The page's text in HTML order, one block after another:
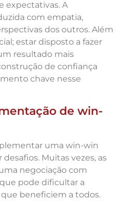
expectativas. A
com empatia,
dos outros. Além
estar disposto a fazer
resultado mais
de confiança
chave nesse
de win-
uma win-win
Muitas vezes, as
negociação com
pode dificultar a
beneficiem a todos.